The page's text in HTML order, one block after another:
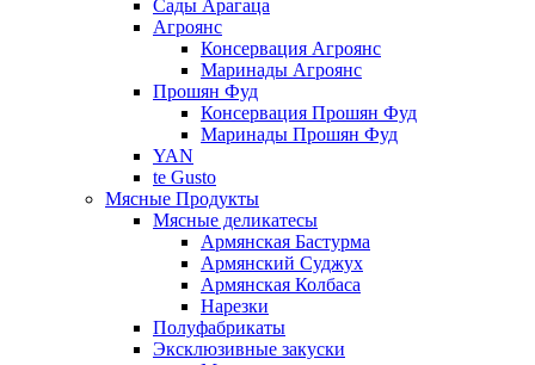
Сады Арагаца
Агроянс
Консервация Агроянс
Маринады Агроянс
Прошян Фуд
Консервация Прошян Фуд
Маринады Прошян Фуд
YAN
te Gusto
Мясные Продукты
Мясные деликатесы
Армянская Бастурма
Армянский Суджух
Армянская Колбаса
Нарезки
Полуфабрикаты
Эксклюзивные закуски